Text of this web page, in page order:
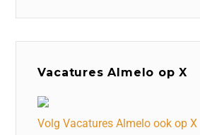
Vacatures Almelo op X
Volg Vacatures Almelo ook op X